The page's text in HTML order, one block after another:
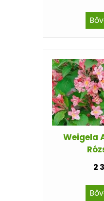
Weigela
2